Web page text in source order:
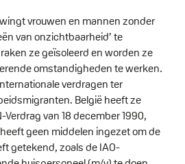
vrouwen en mannen zonder
van onzichtbaarheid’ te
ze geïsoleerd en worden ze
omstandigheden te werken.
verdragen ter
België heeft ze
van 18 december 1990,
geen middelen ingezet om de
getekend, zoals de IAO-